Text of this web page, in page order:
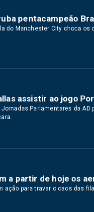
pentacampeão
do Manchester City choca
assistir ao jogo
Parlamentares da AD
a partir de hoje os
ação para travar o caos das